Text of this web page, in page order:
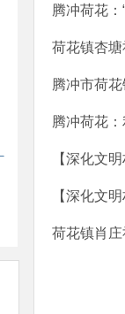
腾冲荷花：
荷花镇杏
腾冲市荷
腾冲荷花
【深化文
【深化文
荷花镇肖